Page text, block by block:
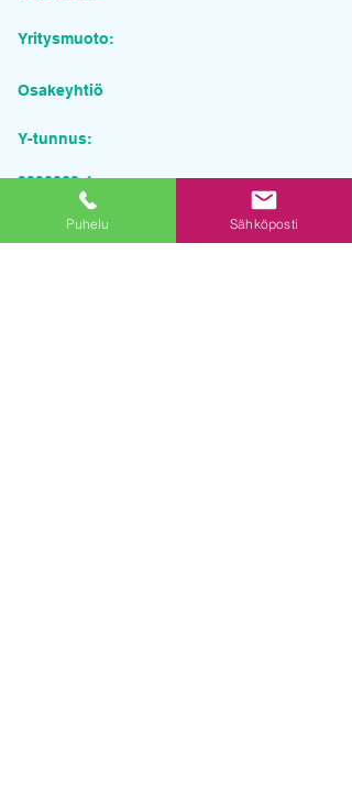
Yritysmuoto:
Osakeyhtiö
Y-tunnus:
3330069-1
Pyydä tarjous palvelusta
Puhelu Sähköposti